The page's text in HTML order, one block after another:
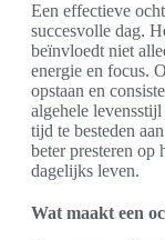
Een effectieve
succesvolle dag.
beïnvloedt niet
energie en focus.
opstaan en
algehele
tijd te besteden
beter presteren op
dagelijks leven.
Wat maakt een